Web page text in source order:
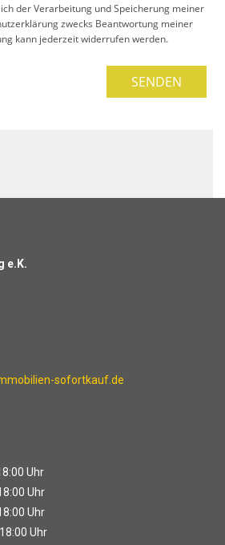
der Verarbeitung und Speicherung meiner
zwecks Beantwortung meiner
kann jederzeit widerrufen werden.
SENDEN
e.K.
sofortkauf.de
Uhr
Uhr
Uhr
Uhr